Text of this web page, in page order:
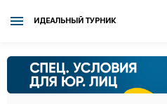
ИДЕАЛЬНЫЙ ТУРНИК